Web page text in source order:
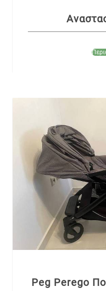
Peg Perego